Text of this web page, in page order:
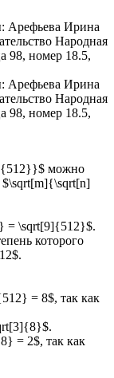
можно
$\sqrt[m]{\sqrt[n]
= \sqrt[9]{512}$.
которого
= 8$, так как
= 2$, так как